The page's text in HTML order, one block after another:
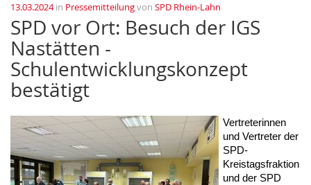
13.03.2024 in Pressemitteilungvon SPD Rhein-Lahn
SPD vor Ort: Besuch der IGS
Nastätten -
Schulentwicklungskonzept
bestätigt
Vertreterinnen
und Vertreter der
SPD-
Kreistagsfraktion
und der SPD